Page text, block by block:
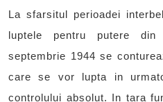
La sfarsitul perioadei
luptele pentru putere din
septembrie 1944 se
care se vor lupta in
controlului absolut. In tara